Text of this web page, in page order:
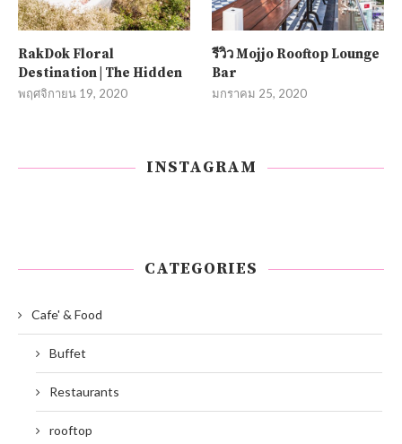
RakDok Floral
Destination | The Hidden
พฤศจิกายน 19, 2020
รีวิว Mojjo Rooftop Lounge
Bar
มกราคม 25, 2020
INSTAGRAM
CATEGORIES
Cafe' & Food
Buffet
Restaurants
rooftop